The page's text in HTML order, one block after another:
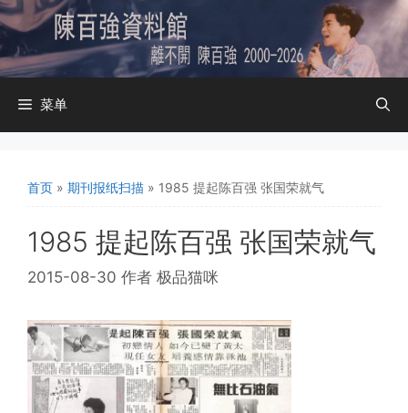
跳
至
内
容
菜单
首页 » 期刊报纸扫描 » 1985 提起陈百强 张国荣就气
1985 提起陈百强 张国荣就气
2015-08-30 作者 极品猫咪